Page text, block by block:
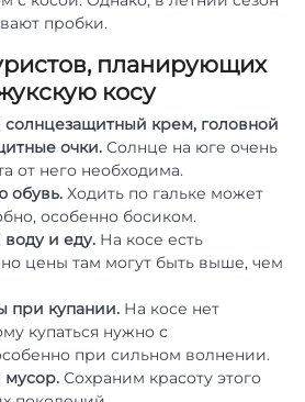
пробки.
планирующих
косу
солнцезащитный крем, головной
очки. Солнце на юге очень
от него необходима.
обувь. Ходить по гальке может
особенно босиком.
и еду. На косе есть
цены там могут быть выше, чем
при купании. На косе нет
купаться нужно с
при сильном волнении.
мусор. Сохраним красоту этого